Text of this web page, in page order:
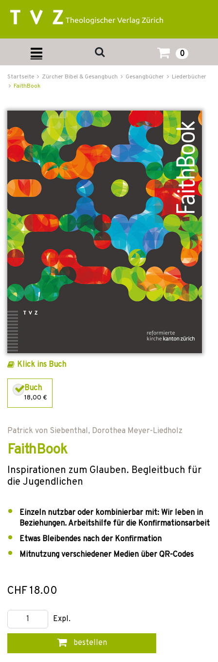
0
Startseite Zürcher Bibel & Gesangbuch Gesangbücher
Liederbücher
FaithBook
Klick ins Buch
Buch
18,00 €
Patrick von Siebenthal, Dorothea Meyer-Liedholz
FaithBook
Inspirationen zum Glauben. Begleitbuch für
die Jugendlichen
Einzeln nutzbar oder kombinierbar mit: Wir leben in
Beziehungen. Arbeitshilfe für die Konfirmationsarbeit
Etwas Bleibendes nach der Konfirmation
Mitnutzung verschiedener Medien über QR-Codes
CHF 18.00
Expl.
bestellen